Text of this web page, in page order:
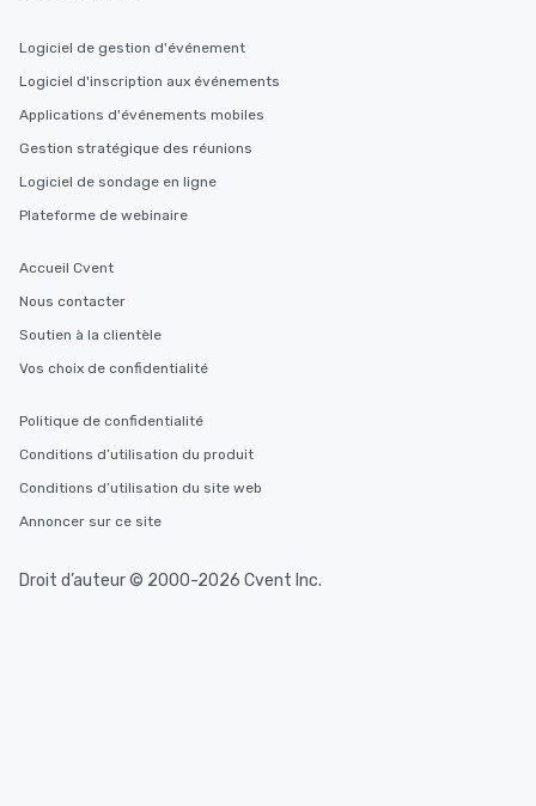
Logiciel de gestion d'événement
Logiciel d'inscription aux événements
Applications d'événements mobiles
Gestion stratégique des réunions
Logiciel de sondage en ligne
Plateforme de webinaire
Accueil Cvent
Nous contacter
Soutien à la clientèle
Vos choix de confidentialité
Politique de confidentialité
Conditions d’utilisation du produit
Conditions d’utilisation du site web
Annoncer sur ce site
Droit d’auteur © 2000-2026 Cvent Inc.